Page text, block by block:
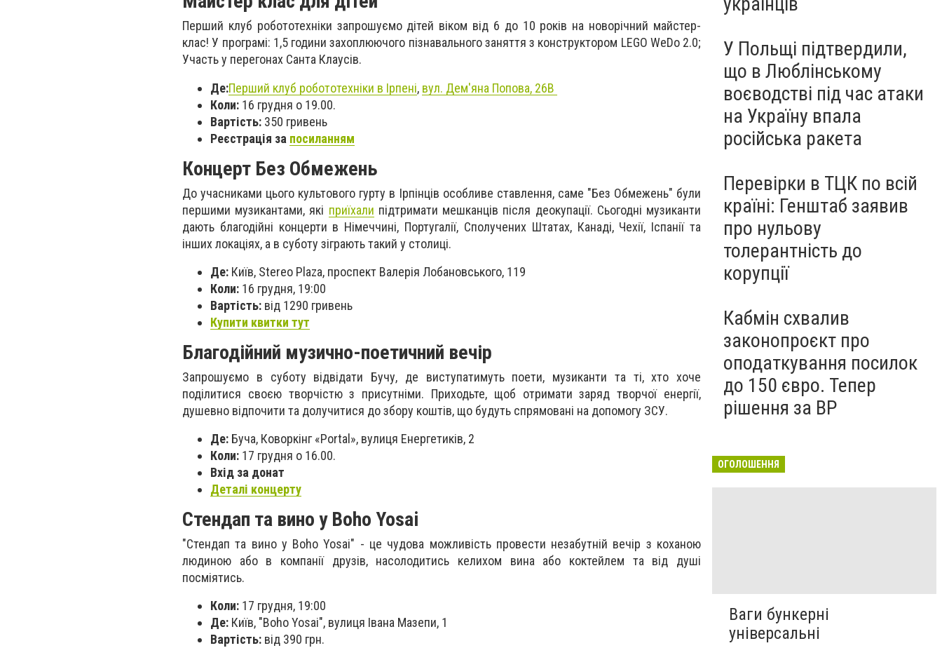
Перший клуб робототехніки запрошуємо дітей віком від 6 до 10 років на новорічний майстер-
клас! У програмі: 1,5 години захоплюючого пізнавального заняття з конструктором LEGO WeDo 2.0;
Участь у перегонах Санта Клаусів.
Де:Перший клуб робототехніки в Ірпені, вул. Дем'яна Попова, 26В
Коли: 16 грудня о 19.00.
Вартість: 350 гривень
Реєстрація за посиланням
Концерт Без Обмежень
До учасниками цього культового гурту в Ірпінців особливе ставлення, саме "Без Обмежень" були
першими музикантами, які приїхали підтримати мешканців після деокупації. Сьогодні музиканти
дають благодійні концерти в Німеччині, Португалії, Сполучених Штатах, Канаді, Чехії, Іспанії та
інших локаціях, а в суботу зіграють такий у столиці.
Де: Київ, Stereo Plaza, проспект Валерія Лобановського, 119
Коли: 16 грудня, 19:00
Вартість: від 1290 гривень
Купити квитки тут
Благодійний музично-поетичний вечір
Запрошуємо в суботу відвідати Бучу, де виступатимуть поети, музиканти та ті, хто хоче
поділитися своєю творчістю з присутніми. Приходьте, щоб отримати заряд творчої енергії,
душевно відпочити та долучитися до збору коштів, що будуть спрямовані на допомогу ЗСУ.
Де: Буча, Коворкінг «Portal», вулиця Енергетиків, 2
Коли: 17 грудня о 16.00.
Вхід за донат
Деталі концерту
Стендап та вино у Boho Yosai
"Стендап та вино у Boho Yosai" - це чудова можливість провести незабутній вечір з коханою
людиною або в компанії друзів, насолодитись келихом вина або коктейлем та від душі
посміятись.
Коли: 17 грудня, 19:00
Де: Київ, "Boho Yosai", вулиця Івана Мазепи, 1
Вартість: від 390 грн.
У Польщі підтвердили,
що в Люблінському
воєводстві під час атаки
на Україну впала
російська ракета
Перевірки в ТЦК по всій
країні: Генштаб заявив
про нульову
толерантність до
корупції
Кабмін схвалив
законопроєкт про
оподаткування посилок
до 150 євро. Тепер
рішення за ВР
ОГОЛОШЕННЯ
Ваги бункерні
універсальні